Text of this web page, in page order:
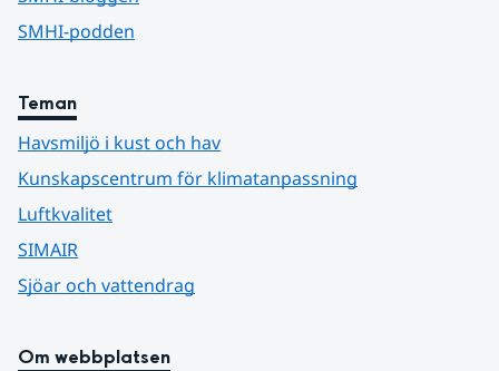
SMHI-podden
Teman
Havsmiljö i kust och hav
Kunskapscentrum för klimatanpassning
Luftkvalitet
SIMAIR
Sjöar och vattendrag
Om webbplatsen